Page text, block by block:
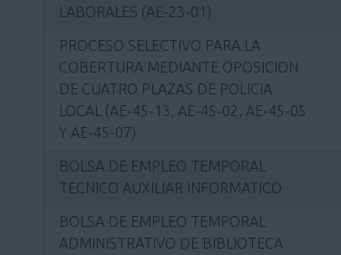
LABORALES (AE-23-01)
PROCESO SELECTIVO PARA LA
COBERTURA MEDIANTE OPOSICION
DE CUATRO PLAZAS DE POLICIA
LOCAL (AE-45-13, AE-45-02, AE-45-05
Y AE-45-07)
BOLSA DE EMPLEO TEMPORAL
TECNICO AUXILIAR INFORMATICO
BOLSA DE EMPLEO TEMPORAL
ADMINISTRATIVO DE BIBLIOTECA